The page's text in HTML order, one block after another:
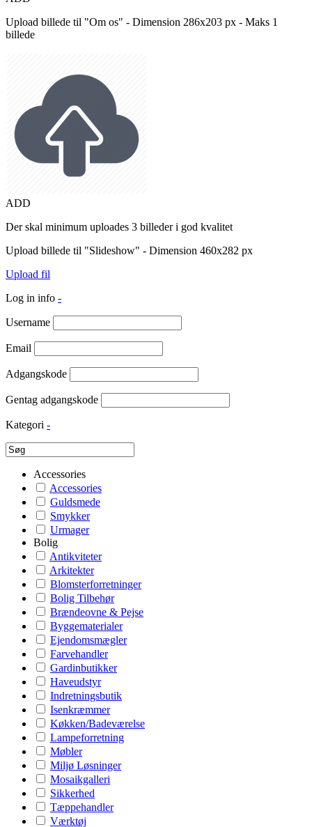
Upload billede til "Om os" - Dimension 286x203 px - Maks 1
billede
ADD
Der skal minimum uploades 3 billeder i god kvalitet
Upload billede til "Slideshow" - Dimension 460x282 px
Upload fil
Log in info -
Username
Email
Adgangskode
Gentag adgangskode
Kategori -
Accessories
Accessories
Guldsmede
Smykker
Urmager
Bolig
Antikviteter
Arkitekter
Blomsterforretninger
Bolig Tilbehør
Brændeovne & Pejse
Byggematerialer
Ejendomsmægler
Farvehandler
Gardinbutikker
Haveudstyr
Indretningsbutik
Isenkræmmer
Køkken/Badeværelse
Lampeforretning
Møbler
Miljø Løsninger
Mosaikgalleri
Sikkerhed
Tæppehandler
Værktøj